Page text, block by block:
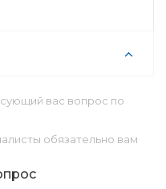
вас вопрос по
обязательно вам